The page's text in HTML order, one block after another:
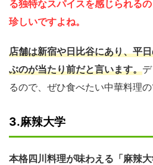
る独特なスパイスを感じられる
珍しいですよね。
店舗は新宿や日比谷にあり、平
ぶのが当たり前だと言います。
るので、ぜひ食べたい中華料理の
3.麻辣大学
本格四川料理が味わえる「麻辣